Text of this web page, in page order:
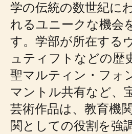
学の伝統の数世紀に
れるユニークな機会
す。学部が所在する
ュティフトなどの歴
聖マルティン・フォ
マントル共有など、
芸術作品は、教育機
関としての役割を強